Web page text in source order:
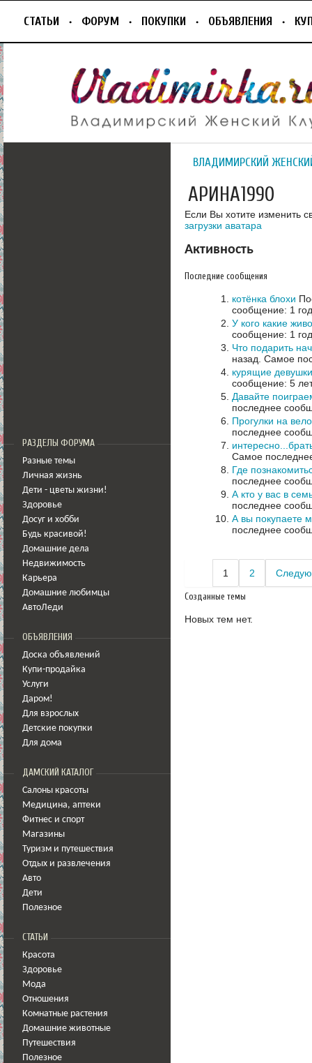
СТАТЬИ ФОРУМ ПОКУПКИ ОБЪЯВЛЕНИЯ
РАЗДЕЛЫ ФОРУМА
Разные темы
Личная жизнь
Дети - цветы жизни!
Здоровье
Досуг и хобби
Будь красивой!
Домашние дела
Недвижимость
Карьера
Домашние любимцы
АвтоЛеди
ОБЪЯВЛЕНИЯ
Доска объявлений
Купи-продайка
Услуги
Даром!
Для взрослых
Детские покупки
Для дома
ДАМСКИЙ КАТАЛОГ
Салоны красоты
Медицина, аптеки
Фитнес и спорт
Магазины
Туризм и путешествия
Отдых и развлечения
Авто
Дети
Полезное
СТАТЬИ
Красота
Здоровье
Мода
Отношения
Комнатные растения
Домашние животные
Путешествия
Полезное
ВЛАДИМИРСКИЙ
АРИНА1990
Если Вы хотите изменить
загрузки аватара
Активность
Последние сообщения
котёнка блохи
сообщение: 1
У кого какие
сообщение: 1
Что подарить
назад. Самое
курящие девушки
сообщение: 5
Давайте
последнее
Прогулки на
последнее
Самое
Где
последнее
А кто у вас в
последнее
А вы покупаете
последнее
1 2
Созданные темы
Новых тем нет.